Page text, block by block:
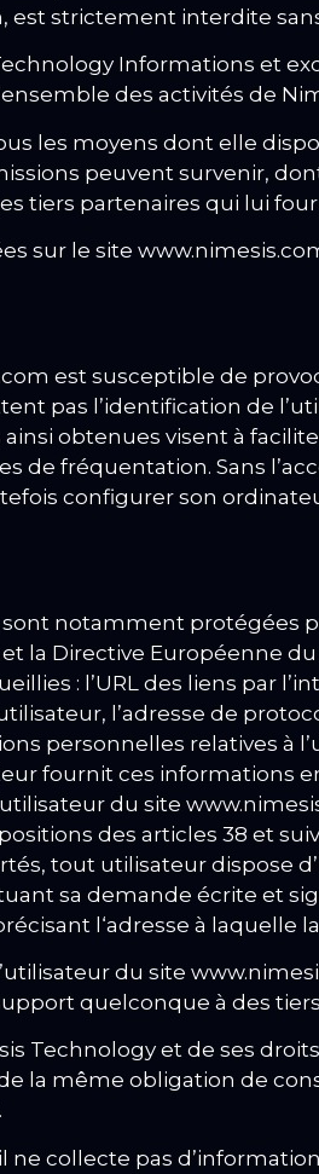
strictement interdite
Informations et
des activités de
les moyens dont elle
peuvent survenir,
tiers partenaires qui lui
sur le site
est susceptible de
pas l’identification de
ainsi obtenues visent à
de fréquentation. Sans
configurer son
notamment protégées
et la Directive Européenne
: l’URL des liens par
l’adresse de
personnelles relatives à
fournit ces informations
du site
des articles 38 et
tout utilisateur dispose
sa demande écrite et
l‘adresse à laquelle
du site
quelconque à des
Technology et de ses
la même obligation de
ne collecte pas